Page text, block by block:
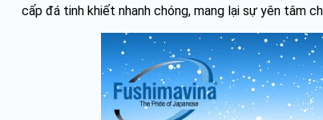
cấp đá tinh khiết nhanh chóng, mang lại sự yên tâm